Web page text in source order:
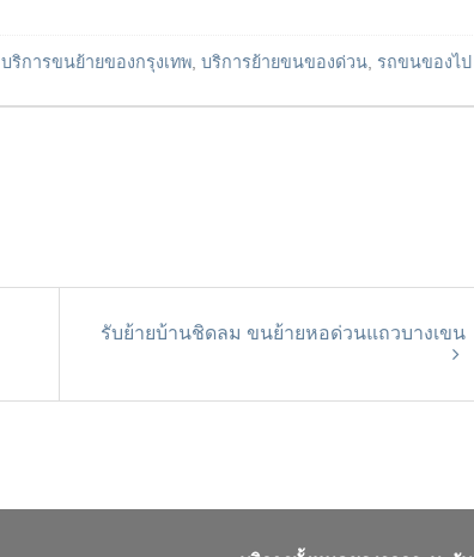
บริการขนย้ายของกรุงเทพ บริการย้ายขนของด่วน รถขนของไป
รับย้ายบ้านชิดลม ขนย้ายหอด่วนแถวบางเขน